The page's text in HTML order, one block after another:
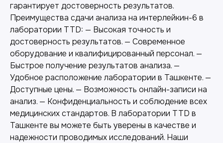
гарантирует достоверность результатов.
Преимущества сдачи анализа на интерлейкин-6 в
лаборатории TTD: — Высокая точность и
достоверность результатов. — Современное
оборудование и квалифицированный персонал. —
Быстрое получение результатов анализа. —
Удобное расположение лаборатории в Ташкенте. —
Доступные цены. — Возможность онлайн-записи на
анализ. — Конфиденциальность и соблюдение всех
медицинских стандартов. В лаборатории TTD в
Ташкенте вы можете быть уверены в качестве и
надежности проводимых исследований. Наши